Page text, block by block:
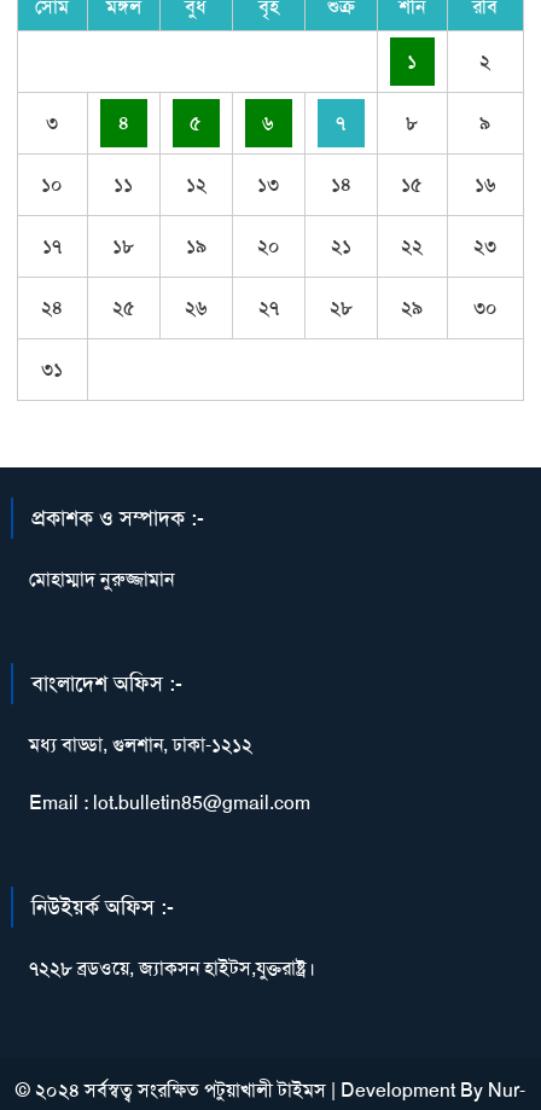
সোম মঙ্গল বুধ বৃহ শুক্র শনি রবি
১ ২
৩ ৪ ৫ ৬ ৭ ৮ ৯
১০ ১১ ১২ ১৩ ১৪ ১৫ ১৬
১৭ ১৮ ১৯ ২০ ২১ ২২ ২৩
২৪ ২৫ ২৬ ২৭ ২৮ ২৯ ৩০
৩১
প্রকাশক ও সম্পাদক :-
মোহাম্মাদ নুরুজ্জামান
বাংলাদেশ অফিস :-
মধ্য বাড্ডা, গুলশান, ঢাকা-১২১২
Email : lot.bulletin85@gmail.com
নিউইয়র্ক অফিস :-
৭২২৮ ব্রডওয়ে, জ্যাকসন হাইটস,যুক্তরাষ্ট্র।
© ২০২৪ সর্বস্বত্ব সংরক্ষিত পটুয়াখালী টাইমস | Development By Nur-